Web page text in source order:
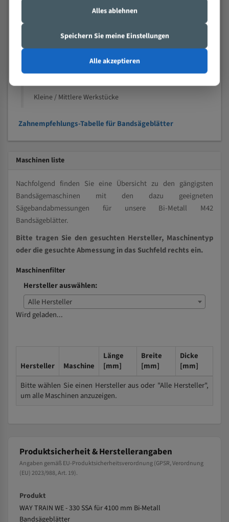
Nichteisenmetalle
Speziell entwickelt für Profile / Rohre
Kleine und mittlere Profile / Kleine Durchmesser
Kleine / Mittlere Werkstücke
Zahnempfehlungs-Tabelle für Bandsägeblätter
Maschinen liste
Nachfolgend finden Sie eine Übersicht zu den gängigsten
Bandsägemaschinen mit den dazu geeigneten
Sägebandabmessungen für unsere Bi-Metall M42
Bandsägeblätter.
Bitte tragen Sie den gesuchten Hersteller, Maschinentyp
oder die gesuchte Abmessung in das Suchfeld rechts ein.
Maschinenfilter
Hersteller auswählen:
Alle Hersteller
Wird geladen...
Hersteller Maschine
Länge
[mm]
Breite
[mm]
Dicke
[mm]
Bitte wählen Sie einen Hersteller aus oder "Alle Hersteller",
um alle Maschinen anzuzeigen.
Produktsicherheit & Herstellerangaben
Angaben gemäß EU-Produktsicherheitsverordnung (GPSR, Verordnung
(EU) 2023/988, Art. 19).
Produkt
WAY TRAIN WE - 330 SSA für 4100 mm Bi-Metall
Bandsägeblätter
Alles ablehnen
Speichern Sie meine Einstellungen
Alle akzeptieren